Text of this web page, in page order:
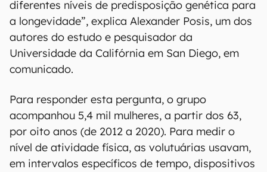
diferentes níveis de predisposição genética para
a longevidade”, explica Alexander Posis, um dos
autores do estudo e pesquisador da
Universidade da Califórnia em San Diego, em
comunicado.
Para responder esta pergunta, o grupo
acompanhou 5,4 mil mulheres, a partir dos 63,
por oito anos (de 2012 a 2020). Para medir o
nível de atividade física, as volutuárias usavam,
em intervalos específicos de tempo, dispositivos